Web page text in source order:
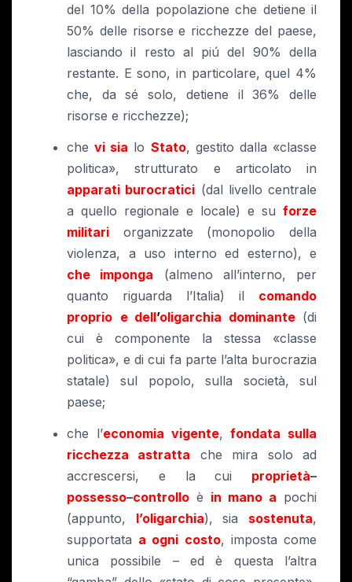
del 10% della popolazione che detiene il
50% delle risorse e ricchezze del paese,
lasciando il resto al piú del 90% della
restante. E sono, in particolare, quel 4%
che, da sé solo, detiene il 36% delle
risorse e ricchezze);
chevi sia lo Stato, gestito dalla «classe
politica», strutturato e articolato in
apparati burocratici (dal livello centrale
a quello regionale e locale) e su forze
militari organizzate (monopolio della
violenza, a uso interno ed esterno), e
che imponga (almeno all’interno, per
quanto riguarda l’Italia) il comando
proprio e dell’oligarchia dominante(di
cui è componente la stessa «classe
politica», e di cui fa parte l’alta burocrazia
statale) sul popolo, sulla società, sul
paese;
che l’economia vigente,fondata sulla
ricchezza astratta che mira solo ad
accrescersi, e la cui proprietà–
possesso–controllo è in mano a pochi
(appunto, l’oligarchia), sia sostenuta,
supportata a ogni costo, imposta come
unica possibile – ed è questa l’altra